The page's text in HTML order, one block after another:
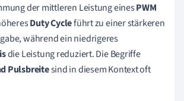
der mittleren Leistung einesPWM
Duty Cycleführt zu einer stärkeren
während ein niedrigeres
die Leistung reduziert. Die Begriffe
Pulsbreitesind in diesem Kontext oft